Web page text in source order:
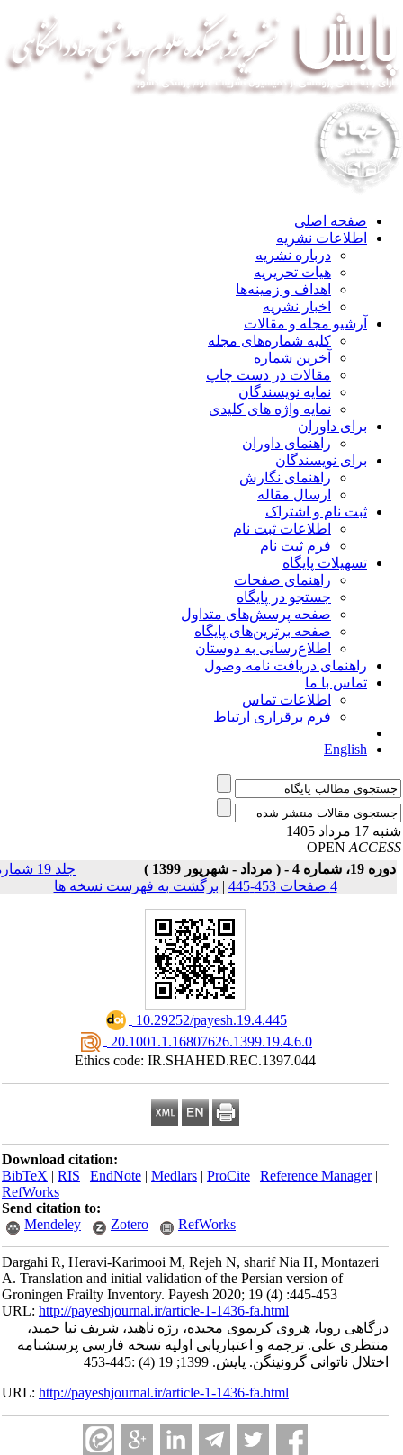
صفحه اصلی
اطلاعات نشریه
درباره نشریه
هیات تحریریه
اهداف و زمینه‌ها
اخبار نشریه
آرشیو مجله و مقالات
کلیه شماره‌های مجله
آخرین شماره
مقالات در دست چاپ
نمایه نویسندگان
نمایه واژه های کلیدی
برای داوران
راهنمای داوران
برای نویسندگان
راهنمای نگارش
ارسال مقاله
ثبت نام و اشتراک
اطلاعات ثبت نام
فرم ثبت نام
تسهیلات پایگاه
راهنمای صفحات
جستجو در پایگاه
صفحه پرسش‌های متداول
صفحه برترین‌های پایگاه
اطلاع‌رسانی به دوستان
راهنمای دریافت نامه وصول
تماس با ما
اطلاعات تماس
فرم برقراری ارتباط
English
مرداد 1405
OPEN
شماره 4 - ( مرداد - شهریور 1399 )
جلد 19 شماره
|برگشت به فهرست نسخه ها
‎ 10.29252/payesh.19.4.445
‎ 20.1001.1.16807626.1399.19.4.6.0
Ethics code: IR.SHAHED.REC.1397.044
Download citation:
BibTeX|RIS|EndNote|Medlars|ProCite|Reference Manager
RefWorks
Send citation to:
Mendeley
Zotero RefWorks
Dargahi R, Heravi-Karimooi M, Rejeh N, sharif Nia H, Montazeri
A. Translation and initial validation of the Persian version of
Groningen Frailty Inventory. Payesh 2020; 19 (4) :445-453
URL:http://payeshjournal.ir/article-1-1436-fa.html
درگاهی رویا، هروی کریموی مجیده، رژه ناهید، شریف نیا حمید،
منتظری علی. ترجمه و اعتباریابی اولیه نسخه فارسی پرسشنامه
اختلال ناتوانی گرونینگن. پایش. 1399; 19 (4) :445-453
URL:http://payeshjournal.ir/article-1-1436-fa.html